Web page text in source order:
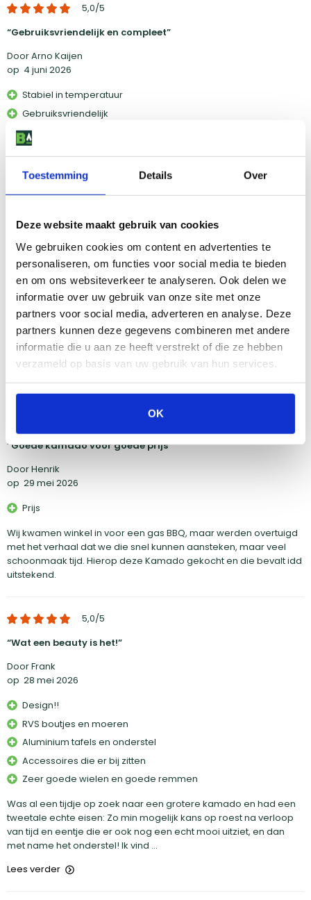
Toestemming Details Over
Deze website maakt gebruik van cookies
We gebruiken cookies om content en advertenties te
personaliseren, om functies voor social media te bieden
en om ons websiteverkeer te analyseren. Ook delen we
informatie over uw gebruik van onze site met onze
partners voor social media, adverteren en analyse. Deze
partners kunnen deze gegevens combineren met andere
informatie die u aan ze heeft verstrekt of die ze hebben
verzameld op basis van uw gebruik van hun services.
OK
5,0/5
Gebruiksvriendelijk en compleet
Door Arno Kaijen
op 4 juni 2026
Stabiel in temperatuur
Gebruiksvriendelijk
Diversiteit in roosters
1.5 week voor Hemelvaart bij de bbqshop geweest voor tekst en
uitleg van de verschillende aanwezige bbq's. (Veel diversiteit)
Met de verkoper Anne gezamenlijk uitgekomen op de moddern
kamado in een crème witte kleur. ...
Lees verder
5,0/5
Top!
Door Jorn
op4 juni 2026
Gebruiksvriendelijk!
Goede kamado voor goede prijs
Door Henrik
op 29 mei 2026
Prijs
Wij kwamen winkel in voor een gas BBQ, maar werden overtuigd
met het verhaal dat we die snel kunnen aansteken, maar veel
schoonmaak tijd. Hierop deze Kamado gekocht en die bevalt idd
uitstekend.
5,0/5
Wat een beauty is het!
Door Frank
op 28 mei 2026
Design!!
RVS boutjes en moeren
Aluminium tafels en onderstel
Accessoires die er bij zitten
Zeer goede wielen en goede remmen
Was al een tijdje op zoek naar een grotere kamado en had een
tweetale echte eisen: Zo min mogelijk kans op roest na verloop
van tijd en eentje die er ook nog een echt mooi uitziet, en dan
met name het onderstel! Ik vind ...
Lees verder